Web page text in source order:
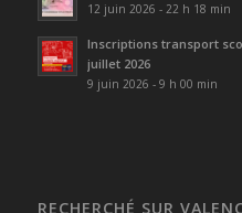
12 juin 2026 - 22 h 18 min
Inscriptions transport
juillet 2026
9 juin 2026 - 9 h 00 min
RECHERCHÉ SUR